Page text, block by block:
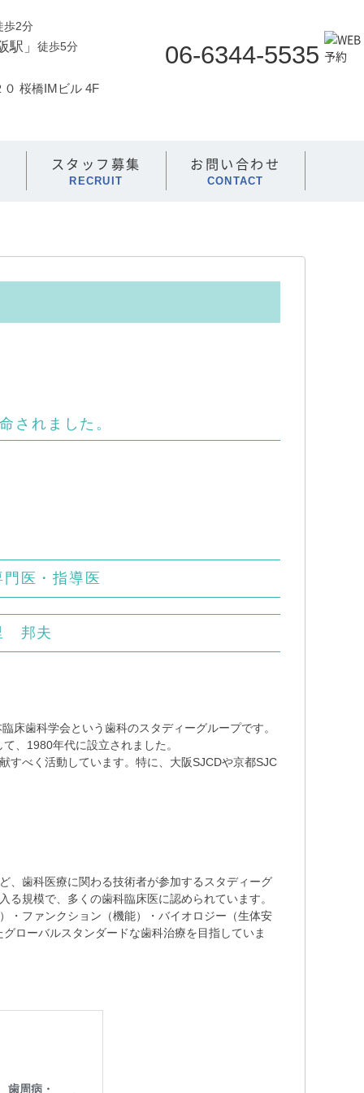
歩2分
駅」徒歩5分
桜橋IMビル 4F
06-6344-5535
スタッフ募集
RECRUIT
お問い合わせ
CONTACT
されました。
医・指導医
邦夫
床歯科学会という歯科のスタディーグループです。
、1980年代に設立されました。
すべく活動しています。 特に、大阪SJCDや京都SJC
、歯科医療に関わる技術者が参加するスタディーグ
規模で、多くの歯科臨床医に認められています。
・ファンクション（機能）・バイオロジー（生体安
ローバルスタンダードな歯科治療を目指していま